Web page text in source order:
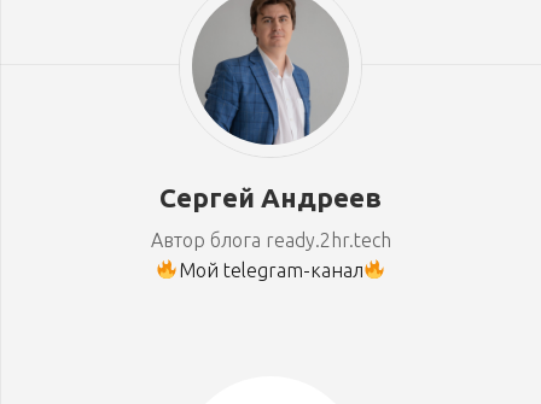
Сергей Андреев
Автор блога ready.2hr.tech
Мой telegram-канал